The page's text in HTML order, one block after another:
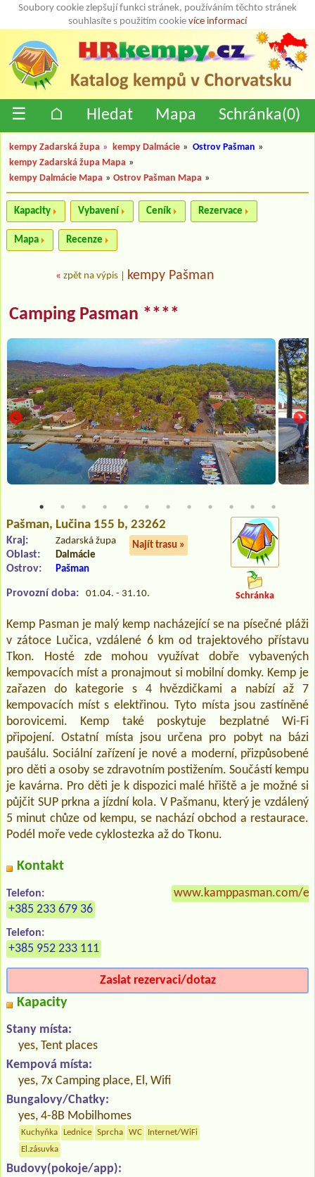
Soubory cookie zlepšují funkci stránek, používáním těchto stránek
souhlasíte s použitím cookie více informací
☰ ⌂ Hledat Mapa Schránka(0)
kempy Zadarská župa » kempy Dalmácie » Ostrov Pašman »
kempy Zadarská župa Mapa »
kempy Dalmácie Mapa » Ostrov Pašman Mapa »
Kapacity Vybavení Ceník Rezervace
Mapa Recenze
« zpět na výpis kempy Pašman
Camping Pasman ****
Pašman, Lučina 155 b, 23262
Najít trasu »
Kraj: Zadarská župa
Oblast: Dalmácie
Ostrov: Pašman
Provozní doba: 01.04. - 31.10. Schránka
Kemp Pasman je malý kemp nacházející se na písečné pláži
v zátoce Lučica, vzdálené 6 km od trajektového přístavu
Tkon. Hosté zde mohou využívat dobře vybavených
kempovacích míst a pronajmout si mobilní domky. Kemp je
zařazen do kategorie s 4 hvězdičkami a nabízí až 7
kempovacích míst s elektřinou. Tyto místa jsou zastíněné
borovicemi. Kemp také poskytuje bezplatné Wi-Fi
připojení. Ostatní místa jsou určena pro pobyt na bázi
paušálu. Sociální zařízení je nové a moderní, přizpůsobené
pro děti a osoby se zdravotním postižením. Součástí kempu
je kavárna. Pro děti je k dispozici malé hřiště a je možné si
půjčit SUP prkna a jízdní kola. V Pašmanu, který je vzdálený
5 minut chůze od kempu, se nachází obchod a restaurace.
Podél moře vede cyklostezka až do Tkonu.
Kontakt
Telefon:
+385 233 679 36
Telefon:
+385 952 233 111
www.kamppasman.com/en
Zaslat rezervaci/dotaz
Kapacity
Stany místa:
yes, Tent places
Kempová místa:
yes, 7x Camping place, El, Wifi
Bungalovy/Chatky:
yes, 4-8B Mobilhomes
Kuchyňka Lednice Sprcha WC
Internet/WiFi
El.zásuvka
Budovy(pokoje/app):